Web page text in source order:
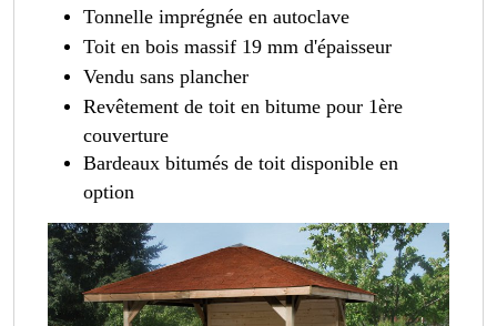
Tonnelle imprégnée en autoclave
Toit en bois massif 19 mm d'épaisseur
Vendu sans plancher
Revêtement de toit en bitume pour 1ère
couverture
Bardeaux bitumés de toit disponible en
option